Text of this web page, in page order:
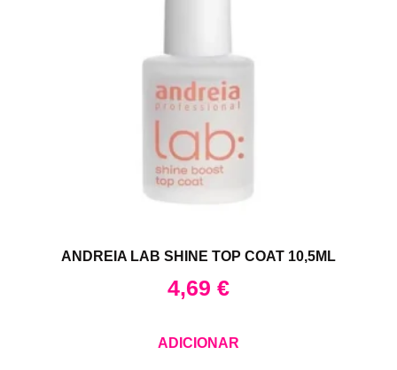
ANDREIA LAB SHINE TOP COAT 10,5ML
4,69 €
ADICIONAR